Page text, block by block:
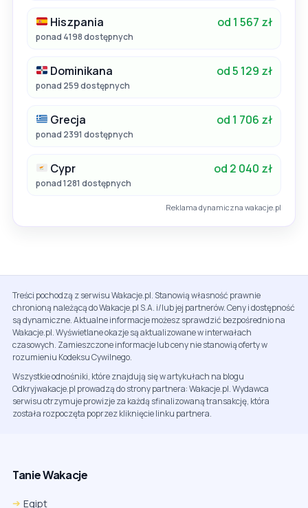
Hiszpania od 1 567 zł
ponad 4198 dostępnych
Dominikana od 5 129 zł
ponad 259 dostępnych
Grecja od 1 706 zł
ponad 2391 dostępnych
Cypr od 2 040 zł
ponad 1281 dostępnych
Reklama dynamiczna wakacje.pl
Treści pochodzą z serwisu Wakacje.pl. Stanowią własność prawnie
chronioną należącą do Wakacje.pl S.A. i/lub jej partnerów. Ceny i dostępność
są dynamiczne. Aktualne informacje możesz sprawdzić bezpośrednio na
Wakacje.pl. Wyświetlane okazje są aktualizowane w interwałach
czasowych. Zamieszczone informacje lub ceny nie stanowią oferty w
rozumieniu Kodeksu Cywilnego.
Wszystkie odnośniki, które znajdują się w artykułach na blogu
Odkryjwakacje.pl prowadzą do strony partnera: Wakacje.pl. Wydawca
serwisu otrzymuje prowizje za każdą sfinalizowaną transakcję, która
została rozpoczęta poprzez kliknięcie linku partnera.
Tanie Wakacje
Egipt